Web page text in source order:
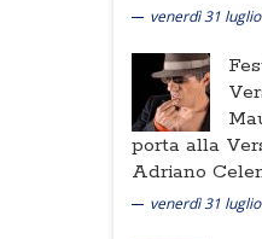
venerdì 31
porta alla
Adriano
venerdì 31